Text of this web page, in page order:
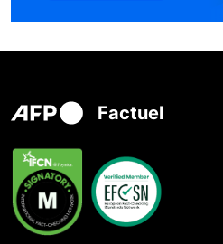
Factuel